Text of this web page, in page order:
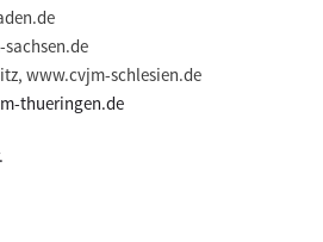
sachsen.de
www.cvjm-schlesien.de
thueringen.de